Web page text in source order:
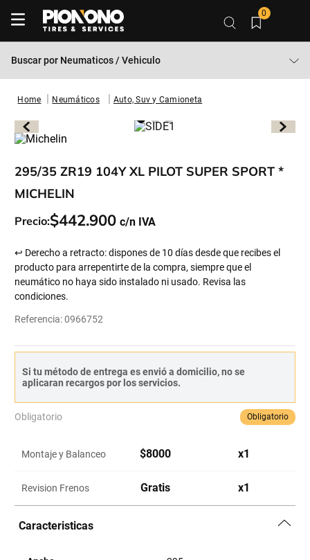
0
Buscar por Neumaticos / Vehiculo
Neumáticos Auto, Suv y Camioneta
295/35 ZR19 104Y XL PILOT SUPER SPORT *
MICHELIN
Precio:$442.900
↩ Derecho a retracto: dispones de 10 días desde que recibes el
producto para arrepentirte de la compra, siempre que el
neumático no haya sido instalado ni usado. Revisa las
condiciones.
Referencia:0966752
Si tu método de entrega es envió a domicilio, no se
aplicaran recargos por los servicios.
Obligatorio Obligatorio
Montaje y Balanceo $8000 x1
Revision Frenos Gratis x1
Caracteristicas